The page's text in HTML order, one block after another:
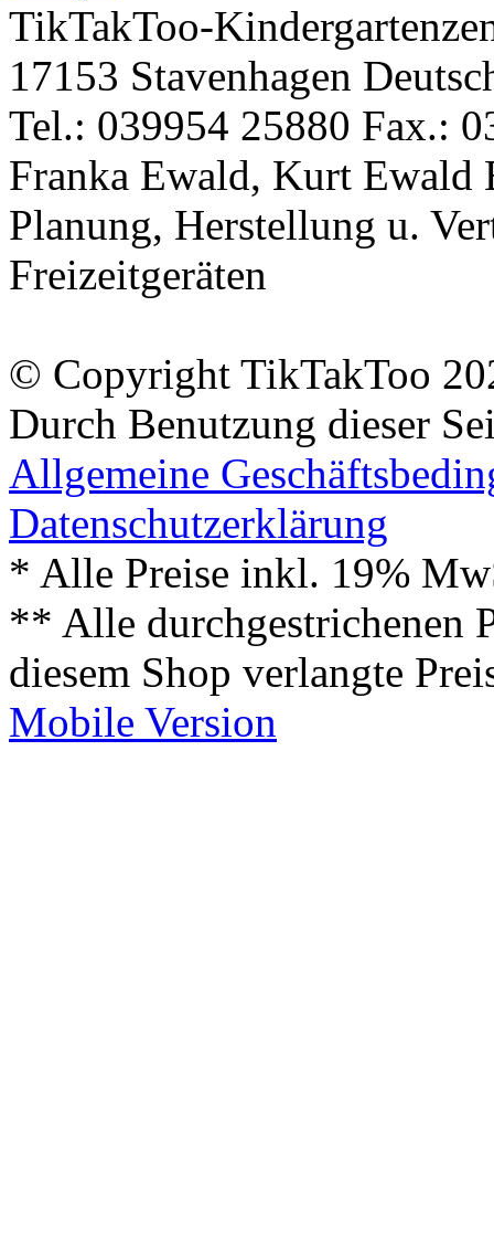
TikTakToo-
17153 Stavenhagen
Tel.: 039954 25880 Fax.:
Franka Ewald, Kurt Ewald
Planung, Herstellung u.
Freizeitgeräten
© Copyright TikTakToo
Durch Benutzung dieser
Allgemeine
Datenschutzerklärung
* Alle Preise inkl. 19%
** Alle durchgestrichenen
diesem Shop verlangte
Mobile Version